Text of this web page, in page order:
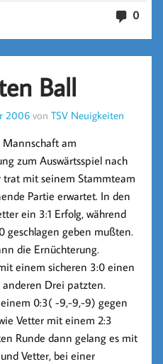
0
Ball
2006vonTSV Neuigkeiten
am
zum Auswärtsspiel nach
trat mit seinem Stammteam
Partie erwartet. In den
ein 3:1 Erfolg, während
geschlagen geben mußten.
die Ernüchterung.
einem sicheren 3:0 einen
anderen Drei patzten.
0:3( -9,-9,-9) gegen
Vetter mit einem 2:3
Runde dann gelang es mit
Vetter, bei einer